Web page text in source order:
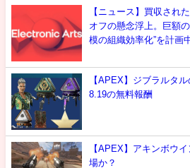
【ニュース】買収され
オフの懸念浮上。巨額
模の組織効率化”を計画
【APEX】ジブラルタ
8.19の無料報酬
【APEX】アキンボウ
場か？